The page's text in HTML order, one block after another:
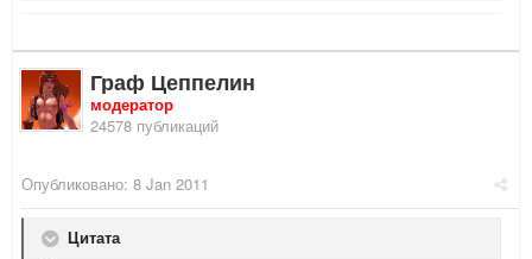
Граф Цеппелин
модератор
24578 публикаций
Опубликовано: 8 Jan 2011
Цитата